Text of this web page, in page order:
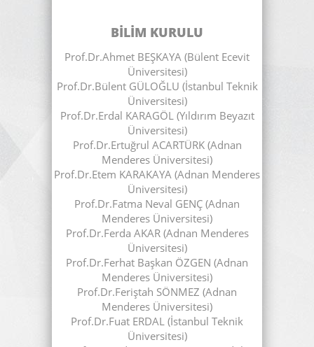
BİLİM KURULU
Prof.Dr.Ahmet BEŞKAYA (Bülent Ecevit
Üniversitesi)
Prof.Dr.Bülent GÜLOĞLU (İstanbul Teknik
Üniversitesi)
Prof.Dr.Erdal KARAGÖL (Yıldırım Beyazıt
Üniversitesi)
Prof.Dr.Ertuğrul ACARTÜRK (Adnan
Menderes Üniversitesi)
Prof.Dr.Etem KARAKAYA (Adnan Menderes
Üniversitesi)
Prof.Dr.Fatma Neval GENÇ (Adnan
Menderes Üniversitesi)
Prof.Dr.Ferda AKAR (Adnan Menderes
Üniversitesi)
Prof.Dr.Ferhat Başkan ÖZGEN (Adnan
Menderes Üniversitesi)
Prof.Dr.Feriştah SÖNMEZ (Adnan
Menderes Üniversitesi)
Prof.Dr.Fuat ERDAL (İstanbul Teknik
Üniversitesi)